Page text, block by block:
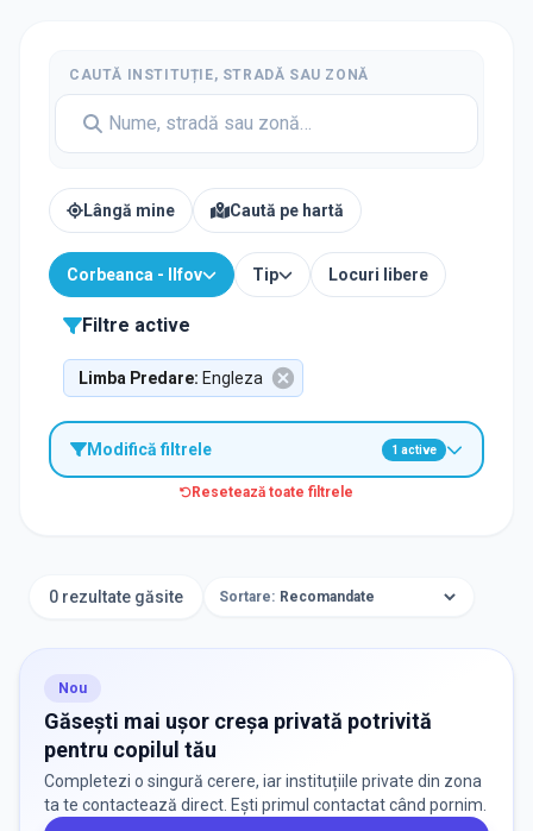
CAUTĂ INSTITUȚIE, STRADĂ SAU ZONĂ
Lângă mine Caută pe hartă
Corbeanca - Ilfov Tip Locuri libere
Filtre active
Limba Predare: Engleza
Modifică filtrele 1 active
Resetează toate filtrele
0 rezultate găsite Sortare:
Nou
Găsești mai ușor creșa privată potrivită
pentru copilul tău
Completezi o singură cerere, iar instituțiile private din zona
ta te contactează direct. Ești primul contactat când pornim.